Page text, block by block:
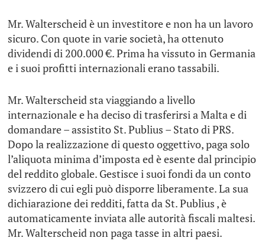
Mr. Walterscheid è un investitore e non ha un lavoro
sicuro. Con quote in varie società, ha ottenuto
dividendi di 200.000 €. Prima ha vissuto in Germania
e i suoi profitti internazionali erano tassabili.
Mr. Walterscheid sta viaggiando a livello
internazionale e ha deciso di trasferirsi a Malta e di
domandare – assistito St. Publius – Stato di PRS.
Dopo la realizzazione di questo oggettivo, paga solo
l’aliquota minima d’imposta ed è esente dal principio
del reddito globale. Gestisce i suoi fondi da un conto
svizzero di cui egli può disporre liberamente. La sua
dichiarazione dei redditi, fatta da St. Publius , è
automaticamente inviata alle autorità fiscali maltesi.
Mr. Walterscheid non paga tasse in altri paesi.